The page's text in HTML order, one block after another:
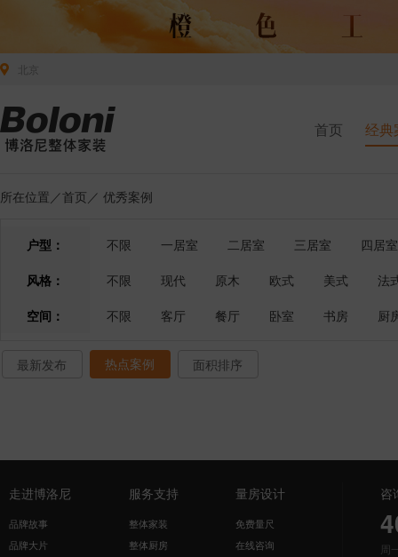
首页 经典
所在位置／首页 ／ 优秀案例
户型： 不限 一居室 二居室 三居室
四居室
风格：
不限 现代 原木 欧式 美式
法
空间：
不限 客厅 餐厅 卧室 书房 厨
最新发布 热点案例 面积排序
走进博洛尼
品牌故事
品牌大片
服务支持
整体家装
整体厨房
量房设计
免费量尺
在线咨询
咨
周